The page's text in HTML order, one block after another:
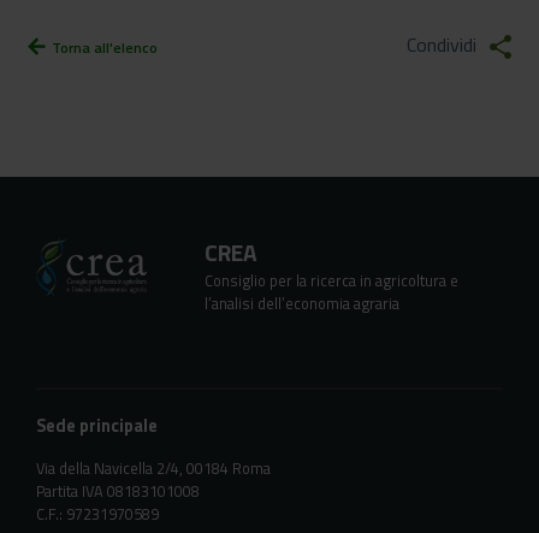
arrow_back Torna all'elenco Condividi share
CREA
Consiglio per la ricerca in agricoltura e
l’analisi dell’economia agraria
Sede principale
Via della Navicella 2/4, 00184 Roma
Partita IVA 08183101008
C.F.: 97231970589